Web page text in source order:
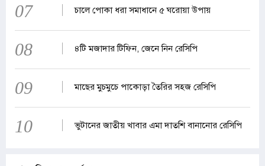
07 চালে পোকা ধরা সমাধানে ৫ ঘরোয়া উপায়
08 ৪টি মজাদার টিফিন, জেনে নিন রেসিপি
09 মাছের মুচমুচে পাকোড়া তৈরির সহজ রেসিপি
10 ভুটানের জাতীয় খাবার এমা দাতশি বানানোর রেসিপি